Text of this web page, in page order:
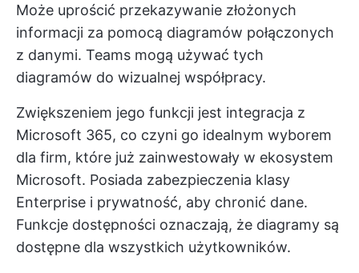
Może uprościć przekazywanie złożonych
informacji za pomocą diagramów połączonych
z danymi. Teams mogą używać tych
diagramów do wizualnej współpracy.
Zwiększeniem jego funkcji jest integracja z
Microsoft 365, co czyni go idealnym wyborem
dla firm, które już zainwestowały w ekosystem
Microsoft. Posiada zabezpieczenia klasy
Enterprise i prywatność, aby chronić dane.
Funkcje dostępności oznaczają, że diagramy są
dostępne dla wszystkich użytkowników.